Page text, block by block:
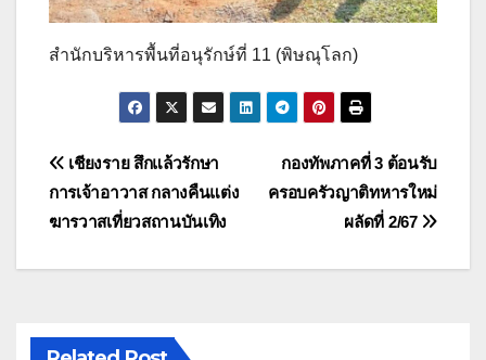
สำนักบริหารพื้นที่อนุรักษ์ที่ 11 (พิษณุโลก)
แนะแนว
เรื่อง
กองทัพภาคที่ 3 ต้อนรับ
ครอบครัวญาติทหารใหม่
ผลัดที่ 2/67
เชียงราย สึกแล้วรักษา
การเจ้าอาวาส กลางคืนแต่ง
ฆารวาสเที่ยวสถานบันเทิง